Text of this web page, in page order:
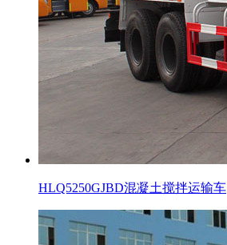
HLQ5250GJBD混凝土搅拌运输车